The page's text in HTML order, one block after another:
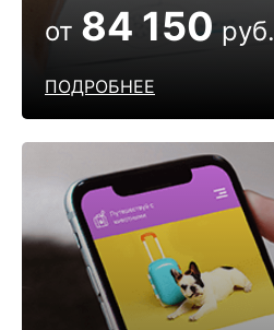
ПОДРОБНЕЕ
от 84 150 руб.